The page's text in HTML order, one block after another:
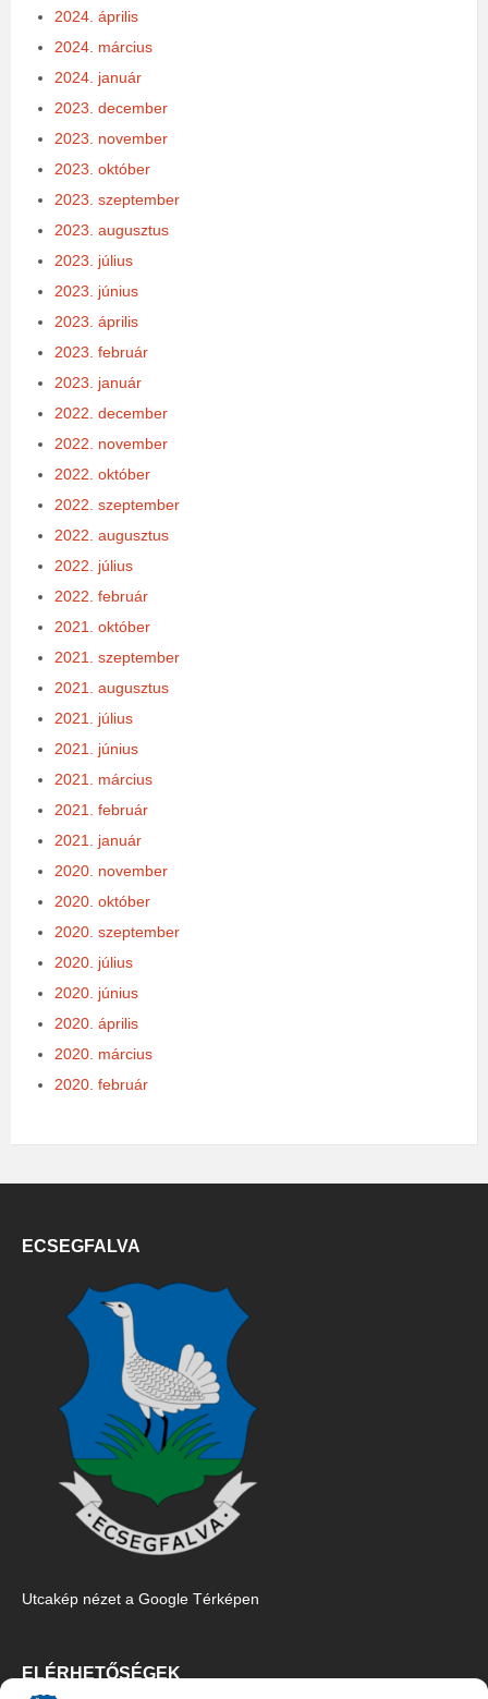
2024. április
2024. március
2024. január
2023. december
2023. november
2023. október
2023. szeptember
2023. augusztus
2023. július
2023. június
2023. április
2023. február
2023. január
2022. december
2022. november
2022. október
2022. szeptember
2022. augusztus
2022. július
2022. február
2021. október
2021. szeptember
2021. augusztus
2021. július
2021. június
2021. március
2021. február
2021. január
2020. november
2020. október
2020. szeptember
2020. július
2020. június
2020. április
2020. március
2020. február
ECSEGFALVA
Utcakép nézet a Google Térképen
ELÉRHETŐSÉGEK